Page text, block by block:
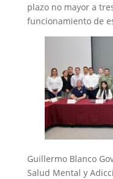
plazo no mayor a
funcionamiento de
Guillermo Blanco
Salud Mental y